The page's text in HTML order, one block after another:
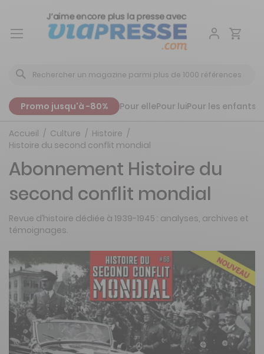
Aller
Promo jusqu'à -80% Pour ellePour luiPour les enfants
Accueil Culture
Histoire
Histoire du second conflit mondial
Abonnement Histoire du
second conflit mondial
Revue d’histoire dédiée à 1939-1945 : analyses, archives et
témoignages.